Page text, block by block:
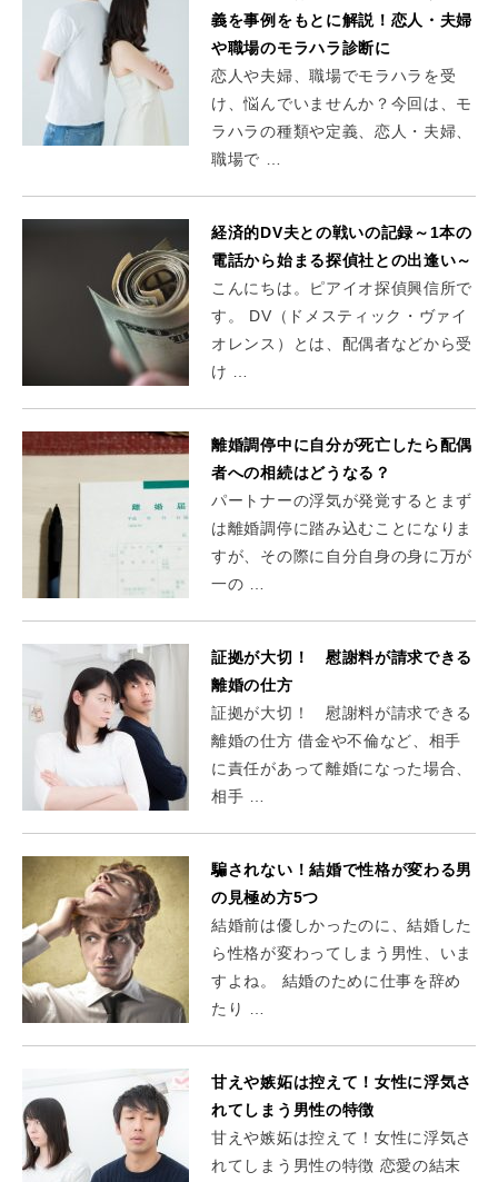
義を事例をもとに解説！恋人・夫婦
や職場のモラハラ診断に
恋人や夫婦、職場でモラハラを受
け、悩んでいませんか？今回は、モ
ラハラの種類や定義、恋人・夫婦、
職場で …
経済的DV夫との戦いの記録～1本の
電話から始まる探偵社との出逢い～
こんにちは。ピアイオ探偵興信所で
す。 DV（ドメスティック・ヴァイ
オレンス）とは、配偶者などから受
け …
離婚調停中に自分が死亡したら配偶
者への相続はどうなる？
パートナーの浮気が発覚するとまず
は離婚調停に踏み込むことになりま
すが、その際に自分自身の身に万が
一の …
証拠が大切！ 慰謝料が請求できる
離婚の仕方
証拠が大切！ 慰謝料が請求できる
離婚の仕方 借金や不倫など、相手
に責任があって離婚になった場合、
相手 …
騙されない！結婚で性格が変わる男
の見極め方5つ
結婚前は優しかったのに、結婚した
ら性格が変わってしまう男性、いま
すよね。 結婚のために仕事を辞め
たり …
甘えや嫉妬は控えて！女性に浮気さ
れてしまう男性の特徴
甘えや嫉妬は控えて！女性に浮気さ
れてしまう男性の特徴 恋愛の結末